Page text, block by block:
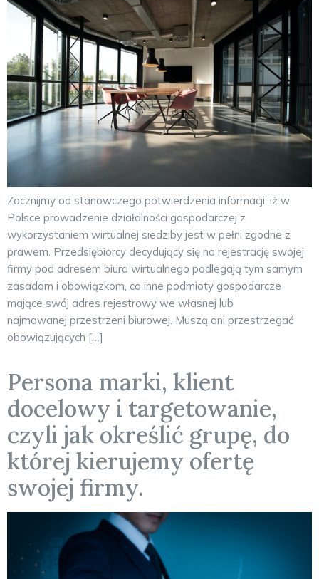
Zacznijmy od stanowczego potwierdzenia informacji, iż w
Polsce prowadzenie działalności gospodarczej z
wykorzystaniem wirtualnej siedziby jest w pełni zgodne z
prawem. Przedsiębiorcy decydujący się na rejestrację swojej
firmy pod adresem biura wirtualnego podlegają tym samym
zasadom i obowiązkom, co inne podmioty gospodarcze
mające swój adres rejestrowy we własnej lub
najmowanej przestrzeni biurowej. Muszą oni przestrzegać
obowiązujących […]
Persona marki, klient
docelowy i targetowanie,
czyli jak określić grupę, do
której kierujemy ofertę
swojej firmy.